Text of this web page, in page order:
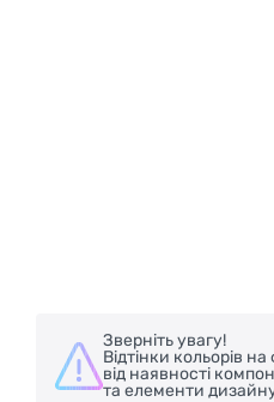
Зверніть увагу!
Відтінки кольорів
від наявності
та елементи